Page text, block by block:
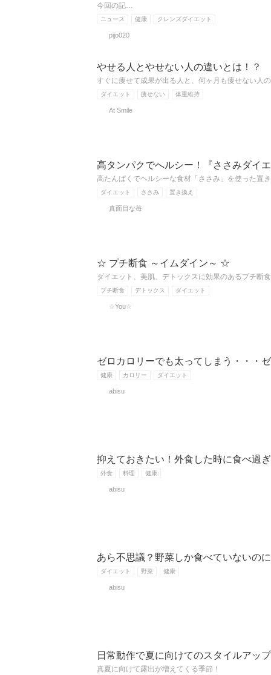
今回の記…
ニュース 健康 クレンズダイエット
pijo020
やせる人とやせない人の違いとは！？
すぐに痩せて成果が出る人と、何ヶ月も痩せない人
ダイエット 痩せない 体重維持
At Smile
高タンパクでへルシー！『ささみダイ
高たんぱくでヘルシーな食材「ささみ」を使った置
ダイエット ささみ 置き換え
真面目な苺
☆ プチ断食 ～イムダイン～ ☆
ダイエット、美肌、デトックスに効果のあるプチ断
プチ断食 デトックス ダイエット
☆You☆
ゼロカロリーでも太ってしまう・・・
健康 カロリー ダイエット
abisu
抑えておきたい！外食した時に食べ過
外食 料理 健康
abisu
あら不思議？野菜しか食べていないの
ダイエット 野菜 健康
abisu
日常動作で夏に向けてのスタイルアッ
真夏に向けて露出が増えてくる季節！